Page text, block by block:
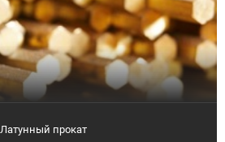
Латунный прокат